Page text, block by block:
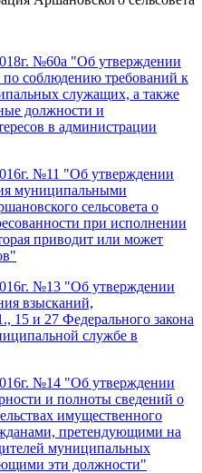
№60а "Об утверждении
соблюдению требований к
служащих, а также
должности и
в администрации
№11 "Об утверждении
муниципальными
сельсовета о
при исполнении
приводит или может
№13 "Об утверждении
взысканий,
15 и 27 Федерального закона
службе в
№14 "Об утверждении
и полноты сведений о
имущественного
претендующими на
муниципальных
эти должности"